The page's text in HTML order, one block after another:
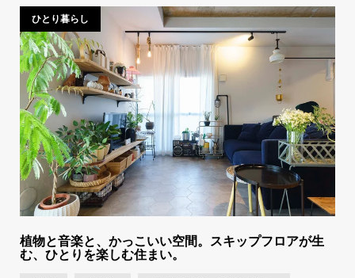
ひとり暮らし
植物と音楽と、かっこいい空間。スキップフロアが生
む、ひとりを楽しむ住まい。